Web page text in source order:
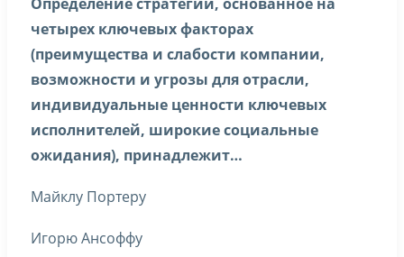
четырех ключевых факторах
(преимущества и слабости компании,
возможности и угрозы для отрасли,
индивидуальные ценности ключевых
исполнителей, широкие социальные
ожидания), принадлежит…
Майклу Портеру
Игорю Ансоффу